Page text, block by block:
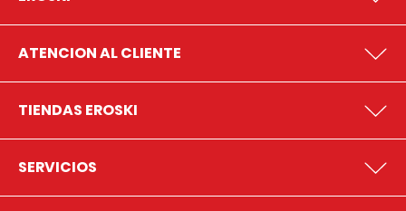
ATENCION AL CLIENTE
TIENDAS EROSKI
SERVICIOS